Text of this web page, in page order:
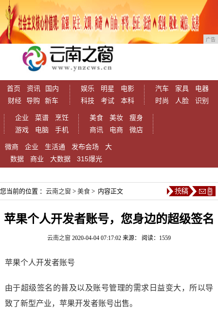
广告
首页 资讯
国内
财经
导购 新车
娱乐 明星
电影
科技
考试 本科
汽车 家具
电器
时尚
人脸 识别
企业 菜谱
烹饪
游戏
电脑 手机
美食 美妆
瘦身
商讯
电商 微店
微商 企业 生活通 发布会场
大
数据
商业 大数据 315爆光
您当前的位置 ： 云南之窗 > 美食 > 内容正文
苹果个人开发者账号，您身边的超级签名
云南之窗 2020-04-04 07:17:02 来源： 阅读：1559
苹果个人开发者账号
由于超级签名的普及以及账号管理的需求日益变大，所以导
致了新型产业，苹果开发者账号出售。